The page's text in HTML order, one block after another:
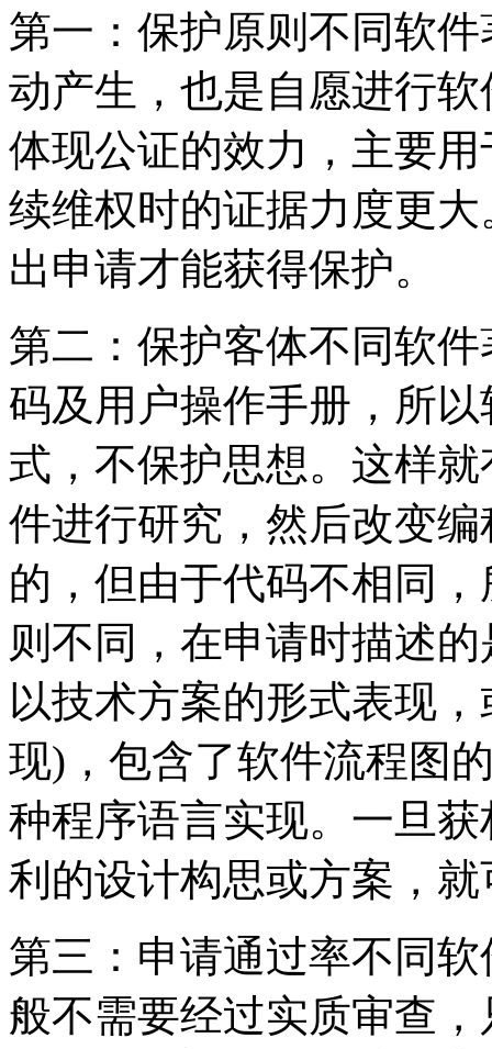
第一：保护原则不同软
动产生，也是自愿进行
体现公证的效力，主要
续维权时的证据力度更
出申请才能获得保护。
第二：保护客体不同软
码及用户操作手册，所
式，不保护思想。这样
件进行研究，然后改变
的，但由于代码不相同
则不同，在申请时描述
以技术方案的形式表现
现)，包含了软件流程图
种程序语言实现。一旦
利的设计构思或方案，
第三：申请通过率不同
般不需要经过实质审查